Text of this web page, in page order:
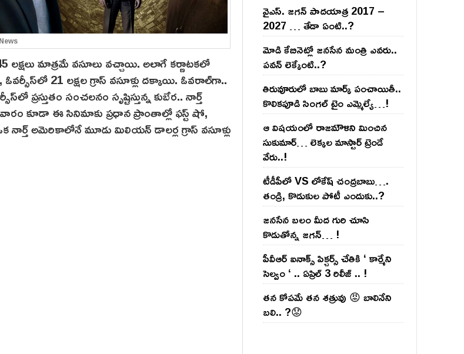
లక్షలు మాత్రమే వసూలు వచ్చాయి. అలాగే కర్ణాటకలో
ఓవర్సీస్‌లో 21 లక్షల గ్రాస్ వ‌సూళ్లు దక్కాయి. ఓవరాల్‌గా..
ప్రస్తుతం సంచలనం సృష్టిస్తున్న కుబేర.. నార్త్
కూడా ఈ సినిమాకు ప్రధాన ప్రాంతాల్లో ఫస్ట్ షో,
అమెరికాలోనే మూడు మిలియన్ డాలర్ల గ్రాస్ వసూళ్లు
వైఎస్‌. జ‌గ‌న్ పాద‌యాత్ర 2017 –
2027 … తేడా ఏంటి..?
మోడి కేబినెట్లో జ‌నసేన మంత్రి ఎవ‌రు..
ప‌వ‌న్ లెక్కేంటి..?
తిరువూరులో బాబు మార్క్ పంచాయితీ..
కొలిక‌పూడి సింగ‌ల్ టైం ఎమ్మెల్యే…!
ఆ విష‌యంలో రాజ‌మౌళిని మించిన
సుకుమార్‌… లెక్క‌ల మాస్టార్ ట్రెండే
వేరు..!
టీడీపీలో VS లోకేష్ చంద్ర‌బాబు….
తండ్రి, కొడుకుల పోటీ ఎందుకు..?
జ‌న‌సేన బ‌లం మీద గురి చూసి
కొడుతోన్న జ‌గ‌న్‌… !
పీవీఆర్ ఐనాక్స్ పిక్చర్స్ చేతికి ‘ కార్మేని
సెల్వం ‘ .. ఏప్రిల్ 3 రిలీజ్ .. !
తన కోపమే తన శత్రువు 😡 బాలినేని
బలి.. ?😟